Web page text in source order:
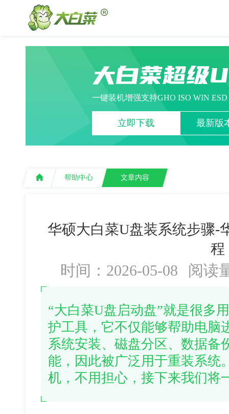
大白菜超级
一键装机增强支持GHO ISO WIN
立即下载 最新版
帮助中心 文章内容
华硕大白菜U盘装系统步骤-
程
时间：2026-05-08 阅读
“大白菜U盘启动盘”就是很多
护工具，它不仅能够帮助电脑
系统安装、磁盘分区、数据备
能，因此被广泛用于重装系统
机，不用担心，接下来我们将